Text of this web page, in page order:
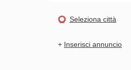
Seleziona città
+ Inserisci annuncio